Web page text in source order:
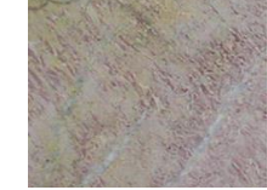
Breccia Vendome. Marmo.